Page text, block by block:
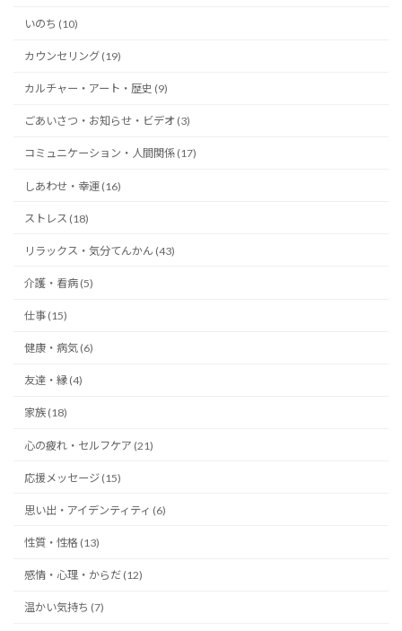
いのち (10)
カウンセリング (19)
カルチャー・アート・歴史 (9)
ごあいさつ・お知らせ・ビデオ (3)
コミュニケーション・人間関係 (17)
しあわせ・幸運 (16)
ストレス (18)
リラックス・気分てんかん (43)
介護・看病 (5)
仕事 (15)
健康・病気 (6)
友達・縁 (4)
家族 (18)
心の疲れ・セルフケア (21)
応援メッセージ (15)
思い出・アイデンティティ (6)
性質・性格 (13)
感情・心理・からだ (12)
温かい気持ち (7)